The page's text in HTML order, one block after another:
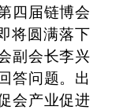
四届链博会
将圆满落下
副会长李兴
答问题。出
会产业促进